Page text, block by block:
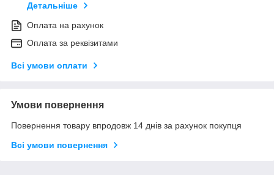
Детальніше
Оплата на рахунок
Оплата за реквізитами
Всі умови оплати
Умови повернення
Повернення товару впродовж 14 днів за рахунок покупця
Всі умови повернення